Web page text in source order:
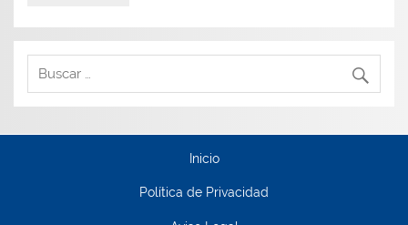
Inicio
Política de Privacidad